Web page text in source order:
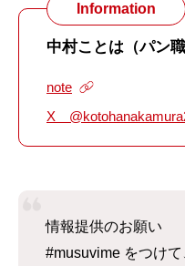
Information
中村ことは（パン
note
X
情報提供のお願い
#musuvime をつけ